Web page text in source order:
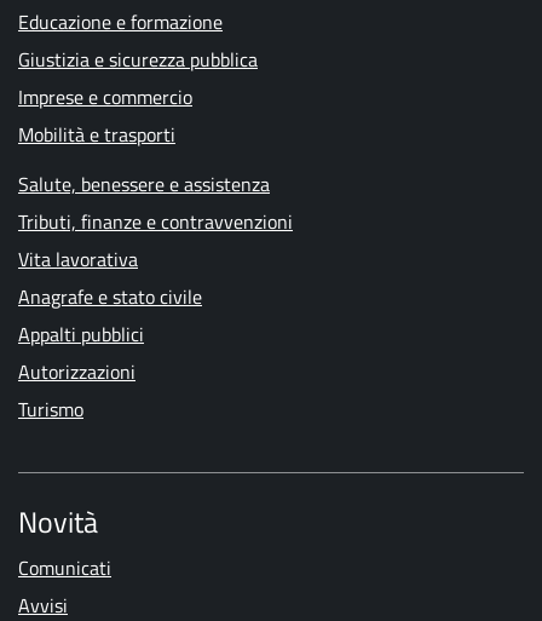
Educazione e formazione
Giustizia e sicurezza pubblica
Imprese e commercio
Mobilità e trasporti
Salute, benessere e assistenza
Tributi, finanze e contravvenzioni
Vita lavorativa
Anagrafe e stato civile
Appalti pubblici
Autorizzazioni
Turismo
Novità
Comunicati
Avvisi